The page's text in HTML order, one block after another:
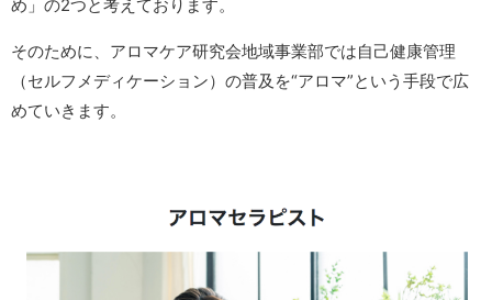
め」の2つと考えております。
そのために、アロマケア研究会地域事業部では自己健康管理
（セルフメディケーション）の普及を“アロマ”という手段で広
めていきます。